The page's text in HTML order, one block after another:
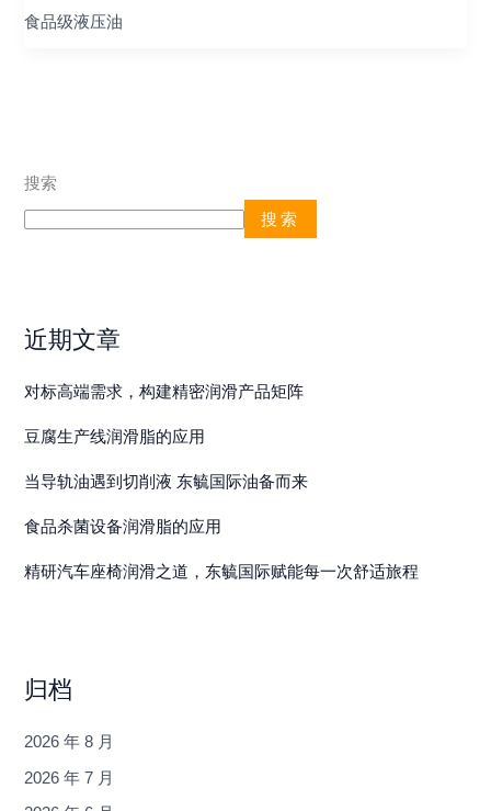
食
准？
食品级液压油
搜索
搜索
近期文章
对标高端需求，构建精密润滑产品矩阵
豆腐生产线润滑脂的应用
当导轨油遇到切削液 东毓国际油备而来
食品杀菌设备润滑脂的应用
精研汽车座椅润滑之道，东毓国际赋能每一次舒适旅程
归档
2026 年 8 月
2026 年 7 月